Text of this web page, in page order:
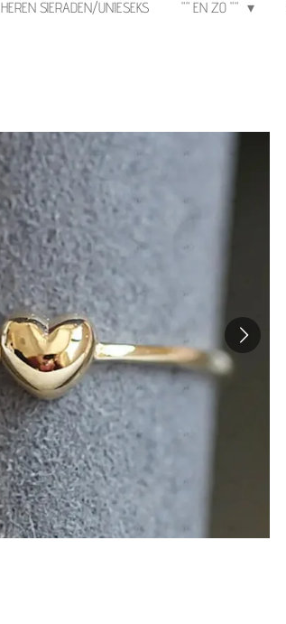
HEREN SIERADEN/UNIESEKS "" EN ZO ""